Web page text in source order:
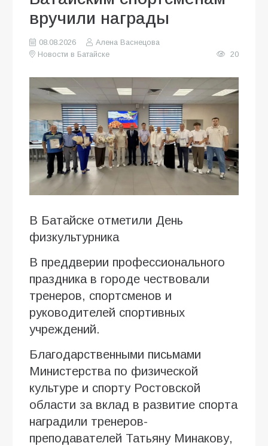
вручили награды
08.08.2026
Алена Васнецова
Новости в Батайске
20
В Батайске отметили День
физкультурника
В преддверии профессионального
праздника в городе чествовали
тренеров, спортсменов и
руководителей спортивных
учреждений.
Благодарственными письмами
Министерства по физической
культуре и спорту Ростовской
области за вклад в развитие спорта
наградили тренеров-
преподавателей Татьяну Минакову,